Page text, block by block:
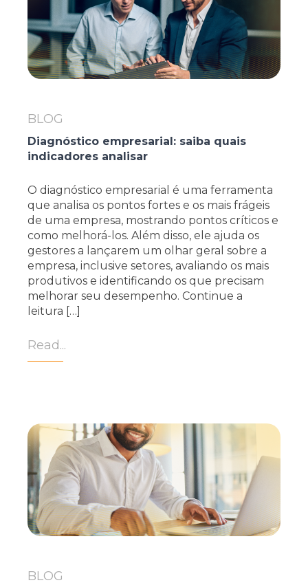
BLOG
Diagnóstico empresarial: saiba quais
indicadores analisar
O diagnóstico empresarial é uma ferramenta
que analisa os pontos fortes e os mais frágeis
de uma empresa, mostrando pontos críticos e
como melhorá-los. Além disso, ele ajuda os
gestores a lançarem um olhar geral sobre a
empresa, inclusive setores, avaliando os mais
produtivos e identificando os que precisam
melhorar seu desempenho. Continue a
leitura […]
Read...
BLOG